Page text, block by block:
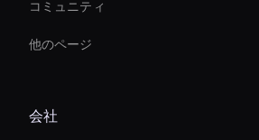
コミュニティ
他のページ
AI ビデオクロッピングツール
会社